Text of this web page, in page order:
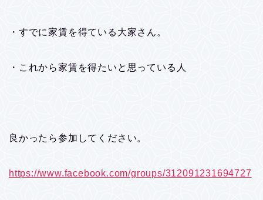
・すでに家賃を得ている大家さん。
・これから家賃を得たいと思っている人
良かったら参加してください。
https://www.facebook.com/groups/312091231694727